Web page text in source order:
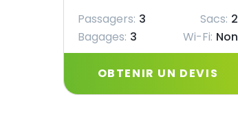
Passagers: 3 Sacs: 2
Bagages: 3 Wi-Fi: Non
OBTENIR UN DEVIS